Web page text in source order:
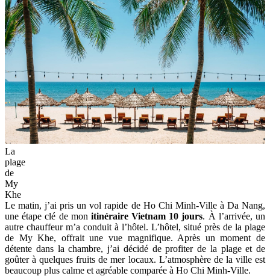
La
plage
de
My
Khe
Le matin, j’ai pris un vol rapide de Ho Chi Minh-Ville à Da Nang,
une étape clé de mon itinéraire Vietnam 10 jours. À l’arrivée, un
autre chauffeur m’a conduit à l’hôtel. L’hôtel, situé près de la plage
de My Khe, offrait une vue magnifique. Après un moment de
détente dans la chambre, j’ai décidé de profiter de la plage et de
goûter à quelques fruits de mer locaux. L’atmosphère de la ville est
beaucoup plus calme et agréable comparée à Ho Chi Minh-Ville.